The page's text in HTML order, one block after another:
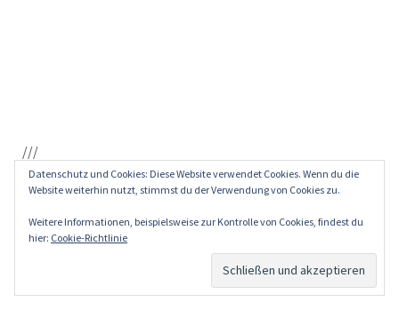
///
upper new york bay : eine minute auf der
samuel I. newhouse
15. Februar 2012
Datenschutz und Cookies: Diese Website verwendet Cookies. Wenn du die
Website weiterhin nutzt, stimmst du der Verwendung von Cookies zu.
Weitere Informationen, beispielsweise zur Kontrolle von Cookies, findest du
hier: Cookie-Richtlinie